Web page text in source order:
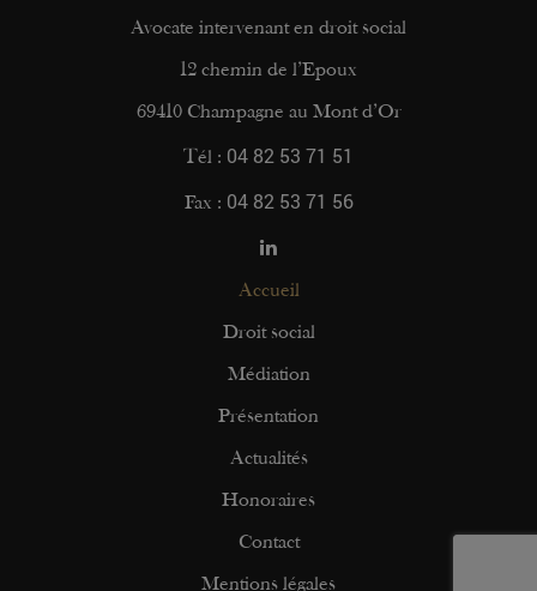
Avocate intervenant en droit social
12 chemin de l’Epoux
69410 Champagne au Mont d’Or
Tél : 04 82 53 71 51
Fax : 04 82 53 71 56
Accueil
Droit social
Médiation
Présentation
Actualités
Honoraires
Contact
Mentions légales